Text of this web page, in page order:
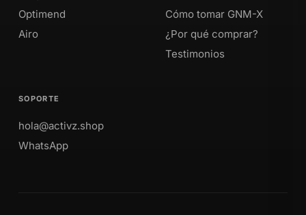
Optimend
Airo
Cómo tomar GNM-X
¿Por qué comprar?
Testimonios
SOPORTE
hola@activz.shop
WhatsApp